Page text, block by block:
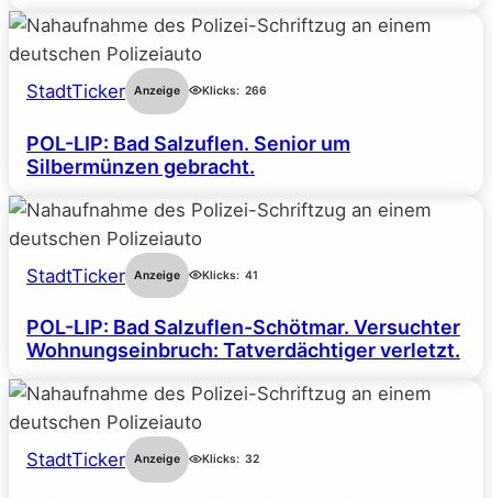
StadtTicker Anzeige Klicks: 266
POL-LIP: Bad Salzuflen. Senior um
Silbermünzen gebracht.
StadtTicker Anzeige Klicks: 41
POL-LIP: Bad Salzuflen-Schötmar. Versuchter
Wohnungseinbruch: Tatverdächtiger verletzt.
StadtTicker Anzeige Klicks: 32